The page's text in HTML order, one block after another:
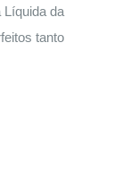
da
tanto